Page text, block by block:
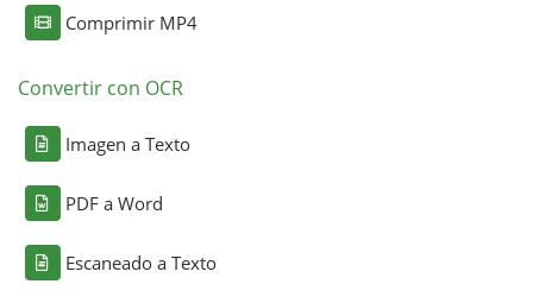
Comprimir MP4
Convertir con OCR
Imagen a Texto
PDF a Word
Escaneado a Texto